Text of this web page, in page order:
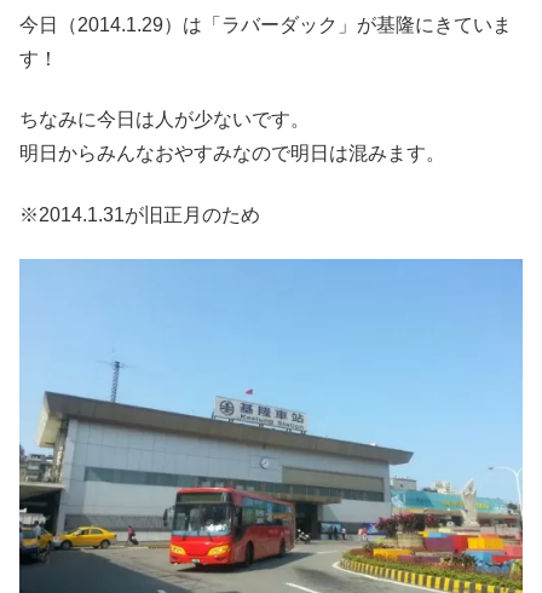
今日（2014.1.29）は「ラバーダック」が基隆にきていま
す！
ちなみに今日は人が少ないです。
明日からみんなおやすみなので明日は混みます。
※2014.1.31が旧正月のため